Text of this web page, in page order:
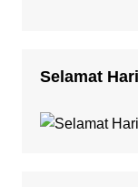
Selamat